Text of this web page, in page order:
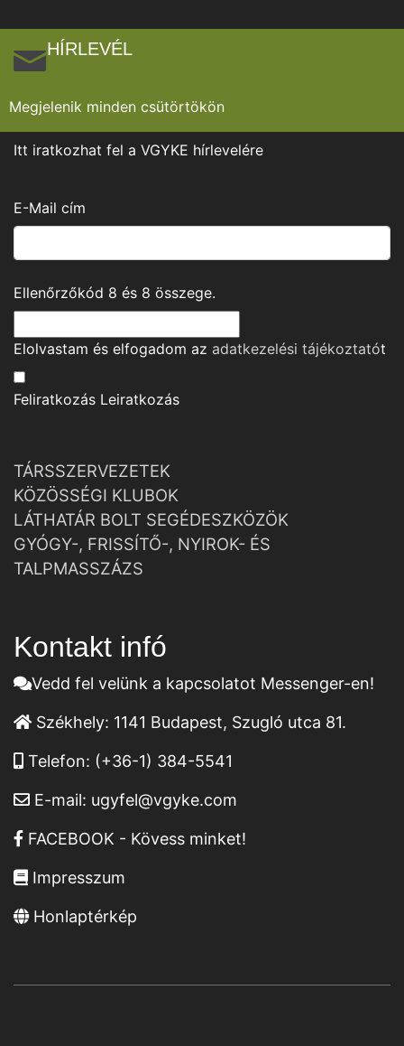
HÍRLEVÉL
Megjelenik minden csütörtökön
Itt iratkozhat fel a VGYKE hírlevelére
E-Mail cím
Ellenőrzőkód 8 és 8 összege.
Elolvastam és elfogadom az adatkezelési tájékoztatót
Feliratkozás Leiratkozás
TÁRSSZERVEZETEK
KÖZÖSSÉGI KLUBOK
LÁTHATÁR BOLT SEGÉDESZKÖZÖK
GYÓGY-, FRISSÍTŐ-, NYIROK- ÉS
TALPMASSZÁZS
Kontakt infó
Vedd fel velünk a kapcsolatot Messenger-en!
Székhely: 1141 Budapest, Szugló utca 81.
Telefon: (+36-1) 384-5541
E-mail: ugyfel@vgyke.com
FACEBOOK - Kövess minket!
Impresszum
Honlaptérkép